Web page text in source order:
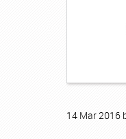
14 Mar2016